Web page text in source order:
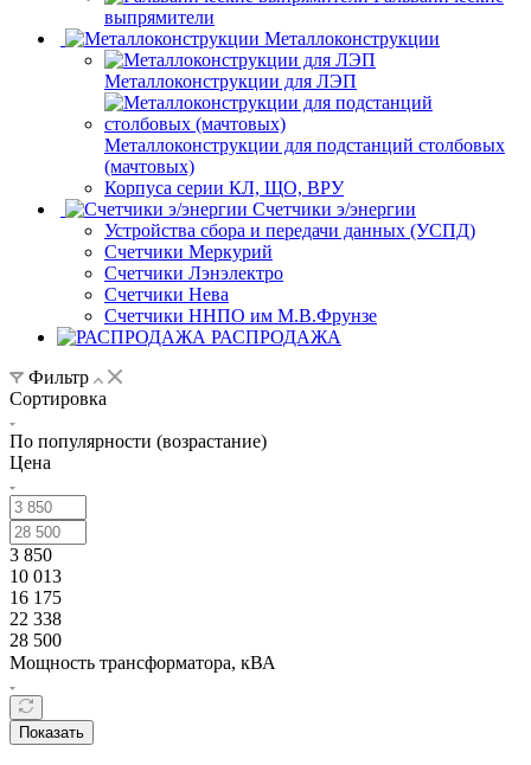
выпрямители
Металлоконструкции
Металлоконструкции для ЛЭП
Металлоконструкции для подстанций столбовых
(мачтовых)
Корпуса серии КЛ, ЩО, ВРУ
Счетчики э/энергии
Устройства сбора и передачи данных (УСПД)
Счетчики Меркурий
Счетчики Лэнэлектро
Счетчики Нева
Счетчики ННПО им М.В.Фрунзе
РАСПРОДАЖА
Фильтр
Сортировка
По популярности (возрастание)
Цена
3 850
10 013
16 175
22 338
28 500
Мощность трансформатора, кВА
Показать